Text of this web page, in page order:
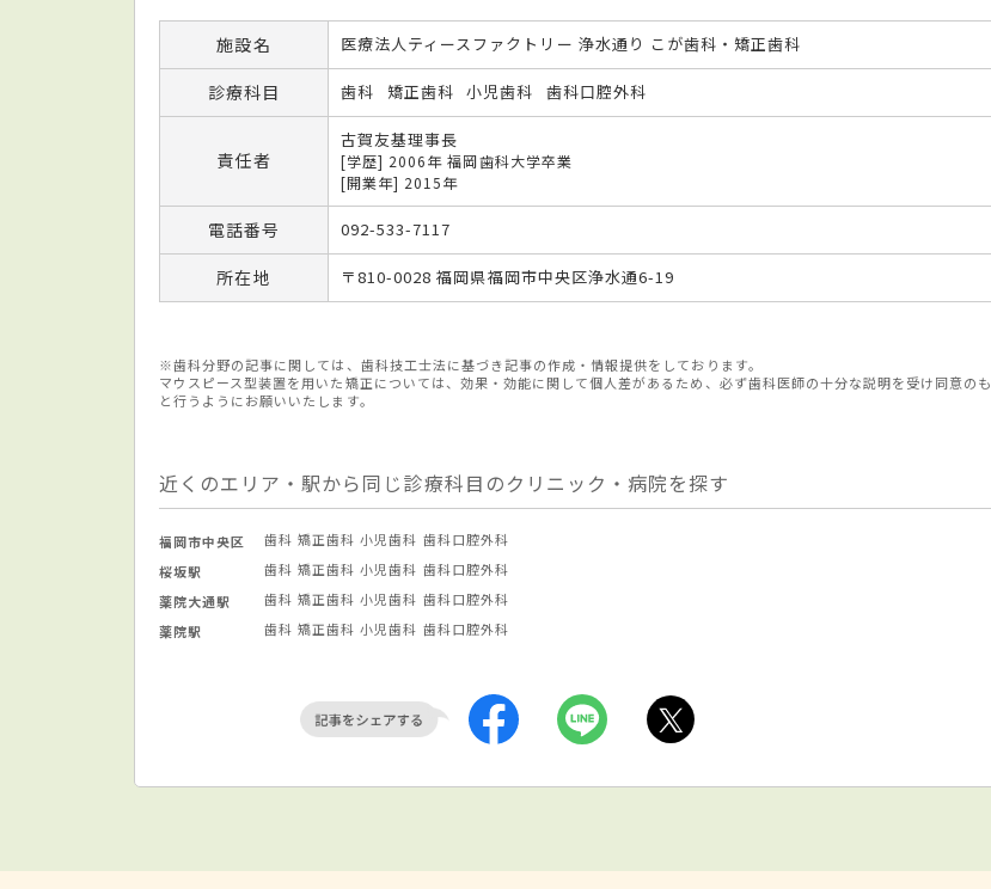
施設名 医療法人ティースファクトリー 浄水通り こが歯科・矯正歯科
診療科目 歯科 矯正歯科 小児歯科 歯科口腔外科
責任者
古賀友基理事長
[学歴] 2006年 福岡歯科大学卒業
[開業年] 2015年
電話番号 092-533-7117
所在地 〒810-0028 福岡県福岡市中央区浄水通6-19
※歯科分野の記事に関しては、歯科技工士法に基づき記事の作成・情報提供をしております。
マウスピース型装置を用いた矯正については、効果・効能に関して個人差があるため、必ず歯科医師の十分な説明を受け同意のも
と行うようにお願いいたします。
近くのエリア・駅から同じ診療科目のクリニック・病院を探す
福岡市中央区 歯科 矯正歯科 小児歯科 歯科口腔外科
桜坂駅
歯科 矯正歯科 小児歯科 歯科口腔外科
薬院大通駅
歯科 矯正歯科 小児歯科 歯科口腔外科
薬院駅
歯科 矯正歯科 小児歯科 歯科口腔外科